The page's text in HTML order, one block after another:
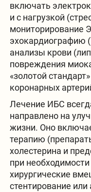
включать
и с нагрузкой
мониторирование
эхокардиографию
анализы крови
повреждения
«золотой
коронарных
Лечение ИБС
направлено на
жизни. Оно
терапию
холестерина и
при
хирургические
стентирование